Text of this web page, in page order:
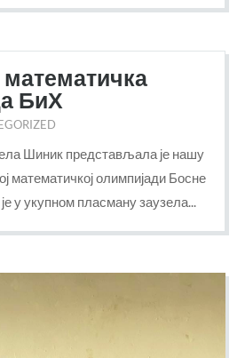
БиХ
Шиник представљала је нашу
математичкој олимпијади Босне
у укупном пласману заузела...